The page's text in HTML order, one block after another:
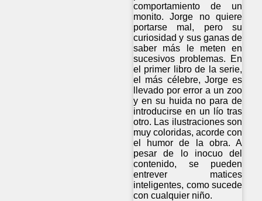
comportamiento de un
monito. Jorge no quiere
portarse mal, pero su
curiosidad y sus ganas de
saber más le meten en
sucesivos problemas. En
el primer libro de la serie,
el más célebre, Jorge es
llevado por error a un zoo
y en su huida no para de
introducirse en un lío tras
otro. Las ilustraciones son
muy coloridas, acorde con
el humor de la obra. A
pesar de lo inocuo del
contenido, se pueden
entrever matices
inteligentes, como sucede
con cualquier niño.